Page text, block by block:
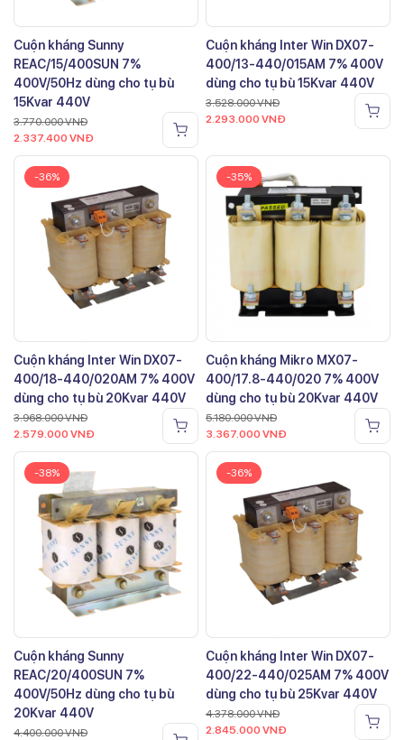
Cuộn kháng Sunny
REAC/15/400SUN 7%
400V/50Hz dùng cho tụ bù
15Kvar 440V
3.770.000VNĐ
2.337.400 VNĐ
Cuộn kháng Inter Win DX07-
400/13-440/015AM 7% 400V
dùng cho tụ bù 15Kvar 440V
3.528.000VNĐ
2.293.000 VNĐ
-36%
Cuộn kháng Inter Win DX07-
400/18-440/020AM 7% 400V
dùng cho tụ bù 20Kvar 440V
3.968.000VNĐ
2.579.000 VNĐ
-35%
Cuộn kháng Mikro MX07-
400/17.8-440/020 7% 400V
dùng cho tụ bù 20Kvar 440V
5.180.000VNĐ
3.367.000 VNĐ
-38%
Cuộn kháng Sunny
REAC/20/400SUN 7%
400V/50Hz dùng cho tụ bù
20Kvar 440V
4.400.000VNĐ
-36%
Cuộn kháng Inter Win DX07-
400/22-440/025AM 7% 400V
dùng cho tụ bù 25Kvar 440V
4.378.000VNĐ
2.845.000 VNĐ